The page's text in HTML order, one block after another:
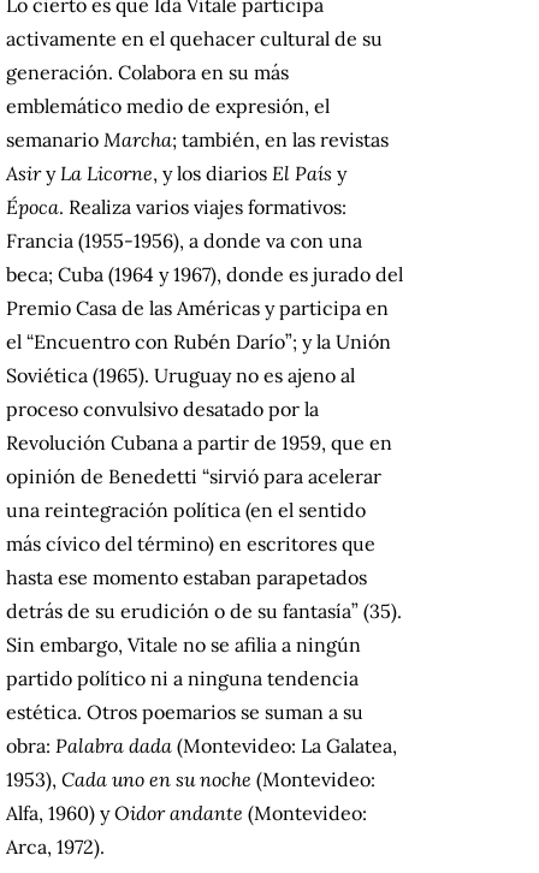
Lo cierto es que Ida Vitale participa
activamente en el quehacer cultural de su
generación. Colabora en su más
emblemático medio de expresión, el
semanario Marcha; también, en las revistas
AsiryLa Licorne, y los diarios El País y
Época. Realiza varios viajes formativos:
Francia (1955-1956), a donde va con una
beca; Cuba (1964 y 1967), donde es jurado del
Premio Casa de las Américas y participa en
el “Encuentro con Rubén Darío”; y la Unión
Soviética (1965). Uruguay no es ajeno al
proceso convulsivo desatado por la
Revolución Cubana a partir de 1959, que en
opinión de Benedetti “sirvió para acelerar
una reintegración política (en el sentido
más cívico del término) en escritores que
hasta ese momento estaban parapetados
detrás de su erudición o de su fantasía” (35).
Sin embargo, Vitale no se afilia a ningún
partido político ni a ninguna tendencia
estética. Otros poemarios se suman a su
obra: Palabra dada (Montevideo: La Galatea,
1953), Cada uno en su noche (Montevideo:
Alfa, 1960) yOidor andante (Montevideo:
Arca, 1972).